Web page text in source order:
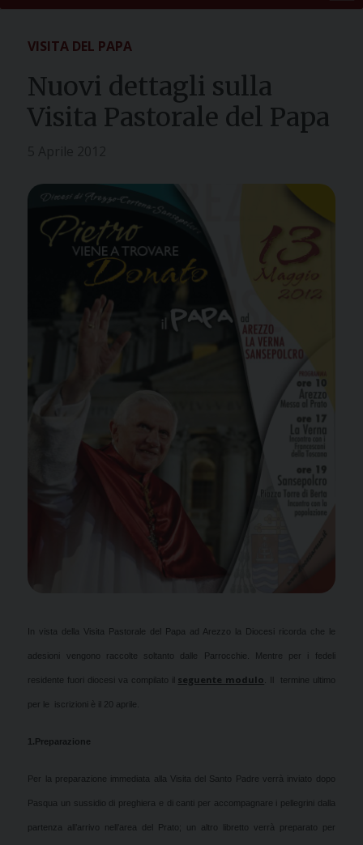
VISITA DEL PAPA
Nuovi dettagli sulla
Visita Pastorale del Papa
In vista della Visita Pastorale del Papa ad Arezzo la Diocesi ricorda che le
adesioni vengono raccolte soltanto dalle Parrocchie. Mentre per i fedeli
residente fuori diocesi va compilato il seguente modulo . Il termine ultimo
per le iscrizioni è il 20 aprile.
1.Preparazione
Per la preparazione immediata alla Visita del Santo Padre verrà inviato dopo
Pasqua un sussidio di preghiera e di canti per accompagnare i pellegrini dalla
partenza all’arrivo nell’area del Prato; un altro libretto verrà preparato per